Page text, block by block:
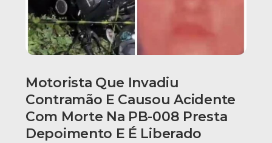
Motorista Que Invadiu
Contramão E Causou Acidente
Com Morte Na PB-008 Presta
Depoimento E É Liberado